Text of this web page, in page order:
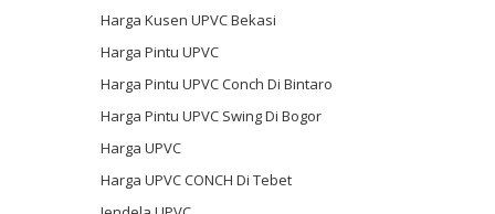
Harga Kusen UPVC Bekasi
Harga Pintu UPVC
Harga Pintu UPVC Conch Di Bintaro
Harga Pintu UPVC Swing Di Bogor
Harga UPVC
Harga UPVC CONCH Di Tebet